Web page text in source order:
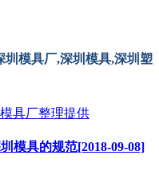
具厂整理提供
模具的规范[2018-09-08]